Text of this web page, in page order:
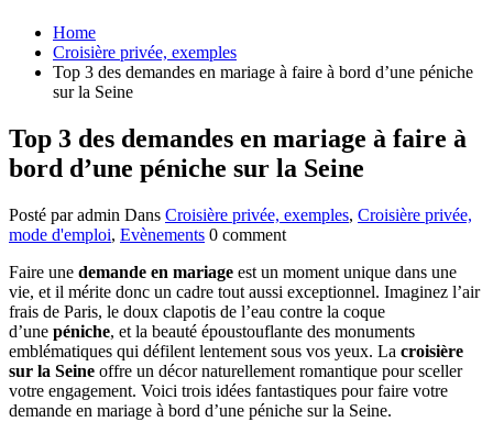
Home
Croisière privée, exemples
Top 3 des demandes en mariage à faire à bord d’une péniche
sur la Seine
Top 3 des demandes en mariage à faire à
bord d’une péniche sur la Seine
Posté par admin Dans Croisière privée, exemples, Croisière privée,
mode d'emploi, Evènements 0 comment
Faire une demande en mariage est un moment unique dans une
vie, et il mérite donc un cadre tout aussi exceptionnel. Imaginez l’air
frais de Paris, le doux clapotis de l’eau contre la coque
d’une péniche, et la beauté époustouflante des monuments
emblématiques qui défilent lentement sous vos yeux. La croisière
sur la Seine offre un décor naturellement romantique pour sceller
votre engagement. Voici trois idées fantastiques pour faire votre
demande en mariage à bord d’une péniche sur la Seine.